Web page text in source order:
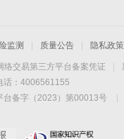
监测 质量公告 隐私政策
络交易第三方平台备案凭证
话：4006561155
台备字（2023）第00013号